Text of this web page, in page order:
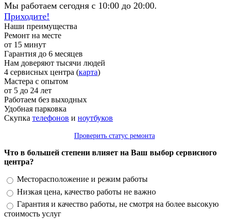
Мы работаем сегодня с 10:00 до 20:00.
Приходите!
Наши преимущества
Ремонт на месте
от 15 минут
Гарантия до 6 месяцев
Нам доверяют тысячи людей
4 сервисных центра (карта)
Мастера с опытом
от 5 до 24 лет
Работаем без выходных
Удобная парковка
Скупка телефонов и ноутбуков
Проверить статус ремонта
Что в большей степени влияет на Ваш выбор сервисного
центра?
Варианты
Месторасположение и режим работы
Низкая цена, качество работы не важно
Гарантия и качество работы, не смотря на более высокую
стоимость услуг